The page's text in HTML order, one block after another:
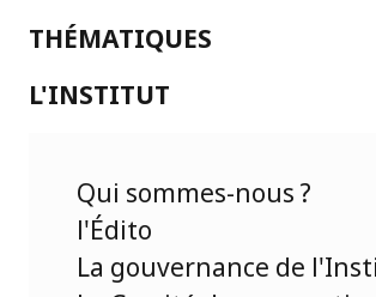
THÉMATIQUES
L'INSTITUT
Qui sommes-nous ?
l'Édito
La gouvernance de